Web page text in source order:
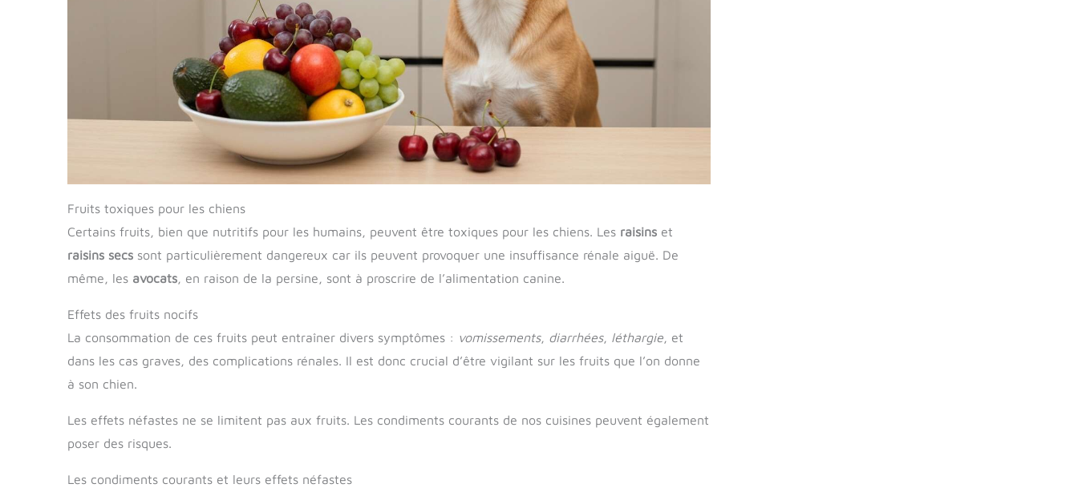
Fruits toxiques pour les chiens
Certains fruits, bien que nutritifs pour les humains, peuvent être toxiques pour les chiens. Les raisins et
raisins secs sont particulièrement dangereux car ils peuvent provoquer une insuffisance rénale aiguë. De
même, les avocats, en raison de la persine, sont à proscrire de l’alimentation canine.
Effets des fruits nocifs
La consommation de ces fruits peut entraîner divers symptômes : vomissements, diarrhées, léthargie, et
dans les cas graves, des complications rénales. Il est donc crucial d’être vigilant sur les fruits que l’on donne
à son chien.
Les effets néfastes ne se limitent pas aux fruits. Les condiments courants de nos cuisines peuvent également
poser des risques.
Les condiments courants et leurs effets néfastes